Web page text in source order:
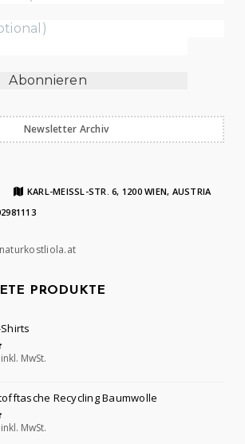
Newsletter Archiv
KARL-MEISSL-STR. 6, 1200 WIEN, AUSTRIA
PRODUKTE
inkl. MwSt.
Recycling Baumwolle
inkl. MwSt.